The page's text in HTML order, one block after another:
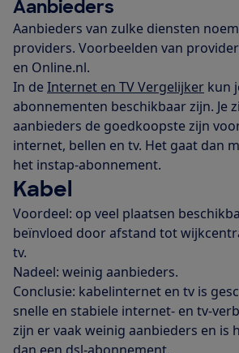
Aanbieders
Aanbieders van zulke diensten
providers. Voorbeelden van
en Online.nl.
In deInternet en TV Vergelijker kun
abonnementen beschikbaar zijn. Je
aanbieders de goedkoopste zijn
internet, bellen en tv. Het gaat dan
het instap-abonnement.
Kabel
Voordeel: op veel plaatsen
beïnvloed door afstand tot
tv.
Nadeel: weinig aanbieders.
Conclusie: kabelinternet en tv is
snelle en stabiele internet- en tv-
zijn er vaak weinig aanbieders en is